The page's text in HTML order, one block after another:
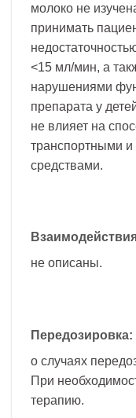
молоко не
принимать
<15 мл/мин, а
нарушениями
препарата у
не влияет на
транспортными и
средствами.
не описаны.
Передозировка:
о случаях
При
терапию.